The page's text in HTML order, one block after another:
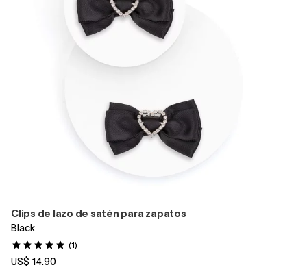
Clips de lazo de satén para zapatos
Black
(1)
US$ 14.90